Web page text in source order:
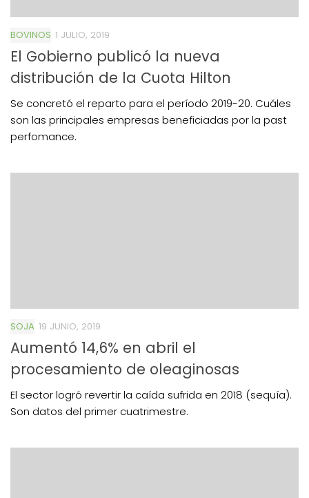
BOVINOS 1 JULIO, 2019
El Gobierno publicó la nueva
distribución de la Cuota Hilton
Se concretó el reparto para el período 2019-20. Cuáles
son las principales empresas beneficiadas por la past
perfomance.
SOJA 19 JUNIO, 2019
Aumentó 14,6% en abril el
procesamiento de oleaginosas
El sector logró revertir la caída sufrida en 2018 (sequía).
Son datos del primer cuatrimestre.